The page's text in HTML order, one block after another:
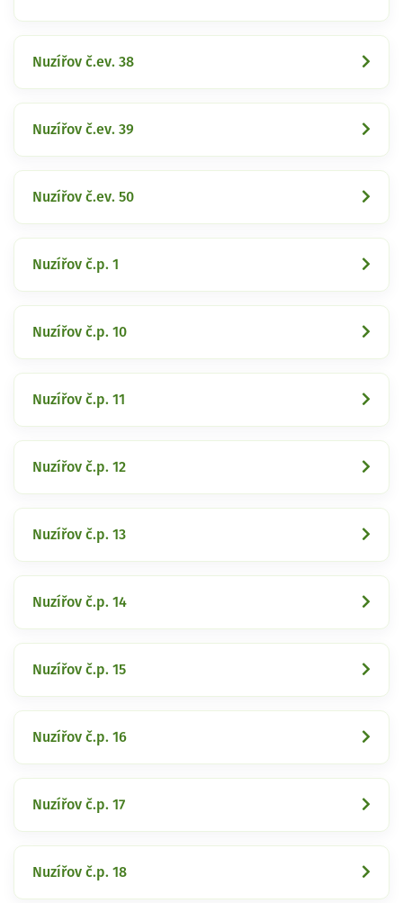
Nuzířov č.ev. 38
Nuzířov č.ev. 39
Nuzířov č.ev. 50
Nuzířov č.p. 1
Nuzířov č.p. 10
Nuzířov č.p. 11
Nuzířov č.p. 12
Nuzířov č.p. 13
Nuzířov č.p. 14
Nuzířov č.p. 15
Nuzířov č.p. 16
Nuzířov č.p. 17
Nuzířov č.p. 18